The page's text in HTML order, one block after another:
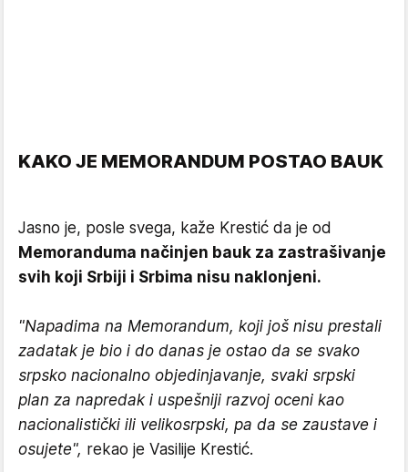
KAKO JE MEMORANDUM POSTAO BAUK
Jasno je, posle svega, kaže Krestić da je od
Memoranduma načinjen bauk za zastrašivanje
svih koji Srbiji i Srbima nisu naklonjeni.
"Napadima na Memorandum, koji još nisu prestali
zadatak je bio i do danas je ostao da se svako
srpsko nacionalno objedinjavanje, svaki srpski
plan za napredak i uspešniji razvoj oceni kao
nacionalistički ili velikosrpski, pa da se zaustave i
osujete", rekao je Vasilije Krestić.